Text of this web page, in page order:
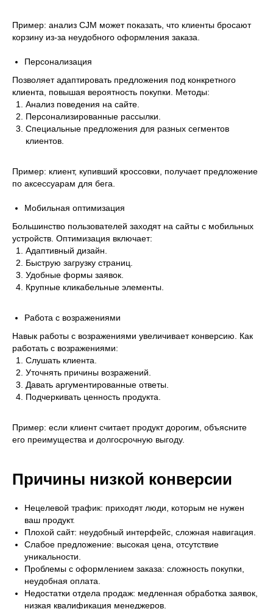
Пример: анализ CJM может показать, что клиенты бросают
корзину из-за неудобного оформления заказа.
Персонализация
Позволяет адаптировать предложения под конкретного
клиента, повышая вероятность покупки. Методы:
Анализ поведения на сайте.
Персонализированные рассылки.
Специальные предложения для разных сегментов
клиентов.
Пример: клиент, купивший кроссовки, получает предложение
по аксессуарам для бега.
Мобильная оптимизация
Большинство пользователей заходят на сайты с мобильных
устройств. Оптимизация включает:
Адаптивный дизайн.
Быструю загрузку страниц.
Удобные формы заявок.
Крупные кликабельные элементы.
Работа с возражениями
Навык работы с возражениями увеличивает конверсию. Как
работать с возражениями:
Слушать клиента.
Уточнять причины возражений.
Давать аргументированные ответы.
Подчеркивать ценность продукта.
Пример: если клиент считает продукт дорогим, объясните
его преимущества и долгосрочную выгоду.
Причины низкой конверсии
Нецелевой трафик: приходят люди, которым не нужен
ваш продукт.
Плохой сайт: неудобный интерфейс, сложная навигация.
Слабое предложение: высокая цена, отсутствие
уникальности.
Проблемы с оформлением заказа: сложность покупки,
неудобная оплата.
Недостатки отдела продаж: медленная обработка заявок,
низкая квалификация менеджеров.